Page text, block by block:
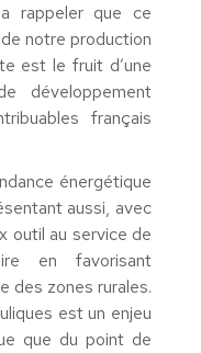
rappeler que ce
notre production
est le fruit d’une
développement
français
énergétique
aussi, avec
outil au service de
en favorisant
des zones rurales.
est un enjeu
que du point de